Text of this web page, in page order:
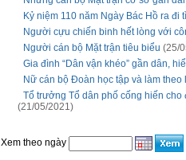
Kỷ niệm 110 năm Ngày Bác Hồ ra
Người cựu chiến binh hết lòng với
Người cán bộ Mặt trận tiêu biểu (25/
Gia đình “Dân vận khéo” gần dân,
Nữ cán bộ Đoàn học tập và làm theo
Tổ trưởng Tổ dân phố cống hiến
(21/05/2021)
Xem theo ngày